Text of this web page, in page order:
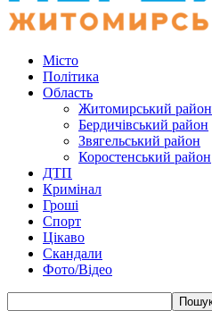
Місто
Політика
Область
Житомирський район
Бердичівський район
Звягельський район
Коростенський район
ДТП
Кримінал
Гроші
Спорт
Цікаво
Скандали
Фото/Відео